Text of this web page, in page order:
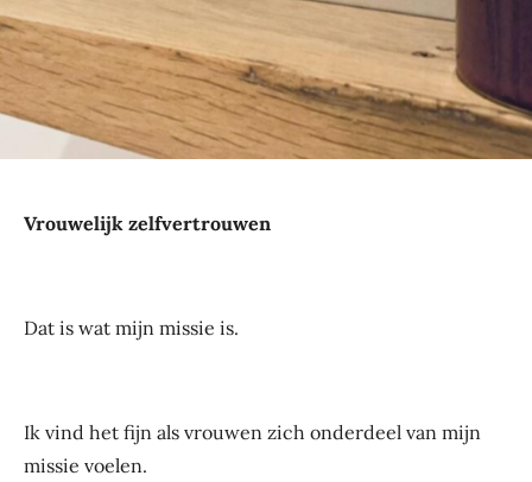
Vrouwelijk zelfvertrouwen
Dat is wat mijn missie is.
Ik vind het fijn als vrouwen zich onderdeel van mijn
missie voelen.